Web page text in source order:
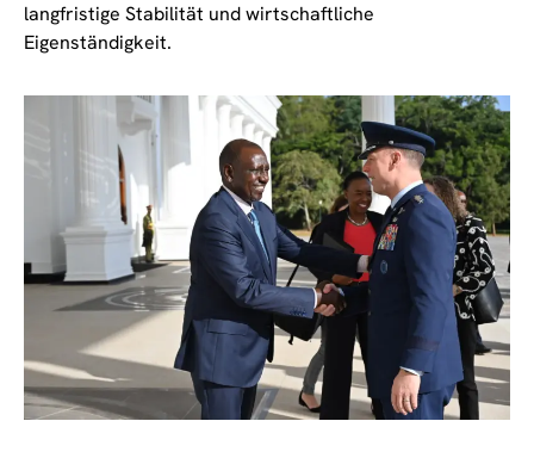
langfristige Stabilität und wirtschaftliche
Eigenständigkeit.